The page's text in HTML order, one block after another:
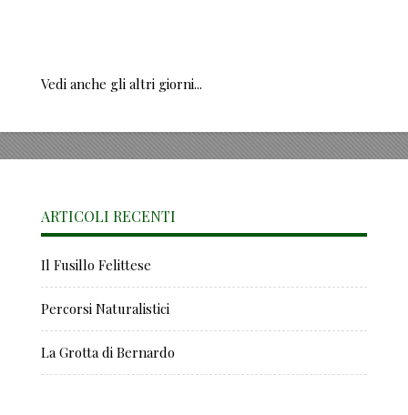
Vedi anche gli altri giorni...
ARTICOLI RECENTI
Il Fusillo Felittese
Percorsi Naturalistici
La Grotta di Bernardo